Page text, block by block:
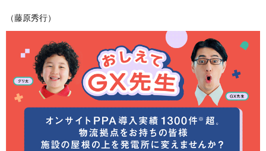
（藤原秀行）